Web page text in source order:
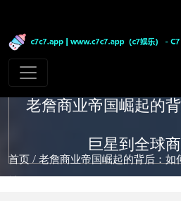
老詹商业帝国崛起的
巨星到全球
首页 / 老詹商业帝国崛起的背后：如
袖